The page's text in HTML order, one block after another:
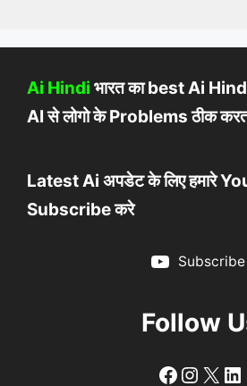
Ai Hindi भारत का best Ai
AI से लोगो के Problems ठीक
Latest Ai अपडेट के लिए हमारे
Subscribe करे
Subscribe
Follow
Follow
Follow
X